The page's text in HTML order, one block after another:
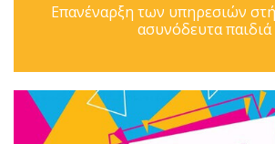
Επανέναρξη των υπηρεσιών
ασυνόδευτα παιδιά